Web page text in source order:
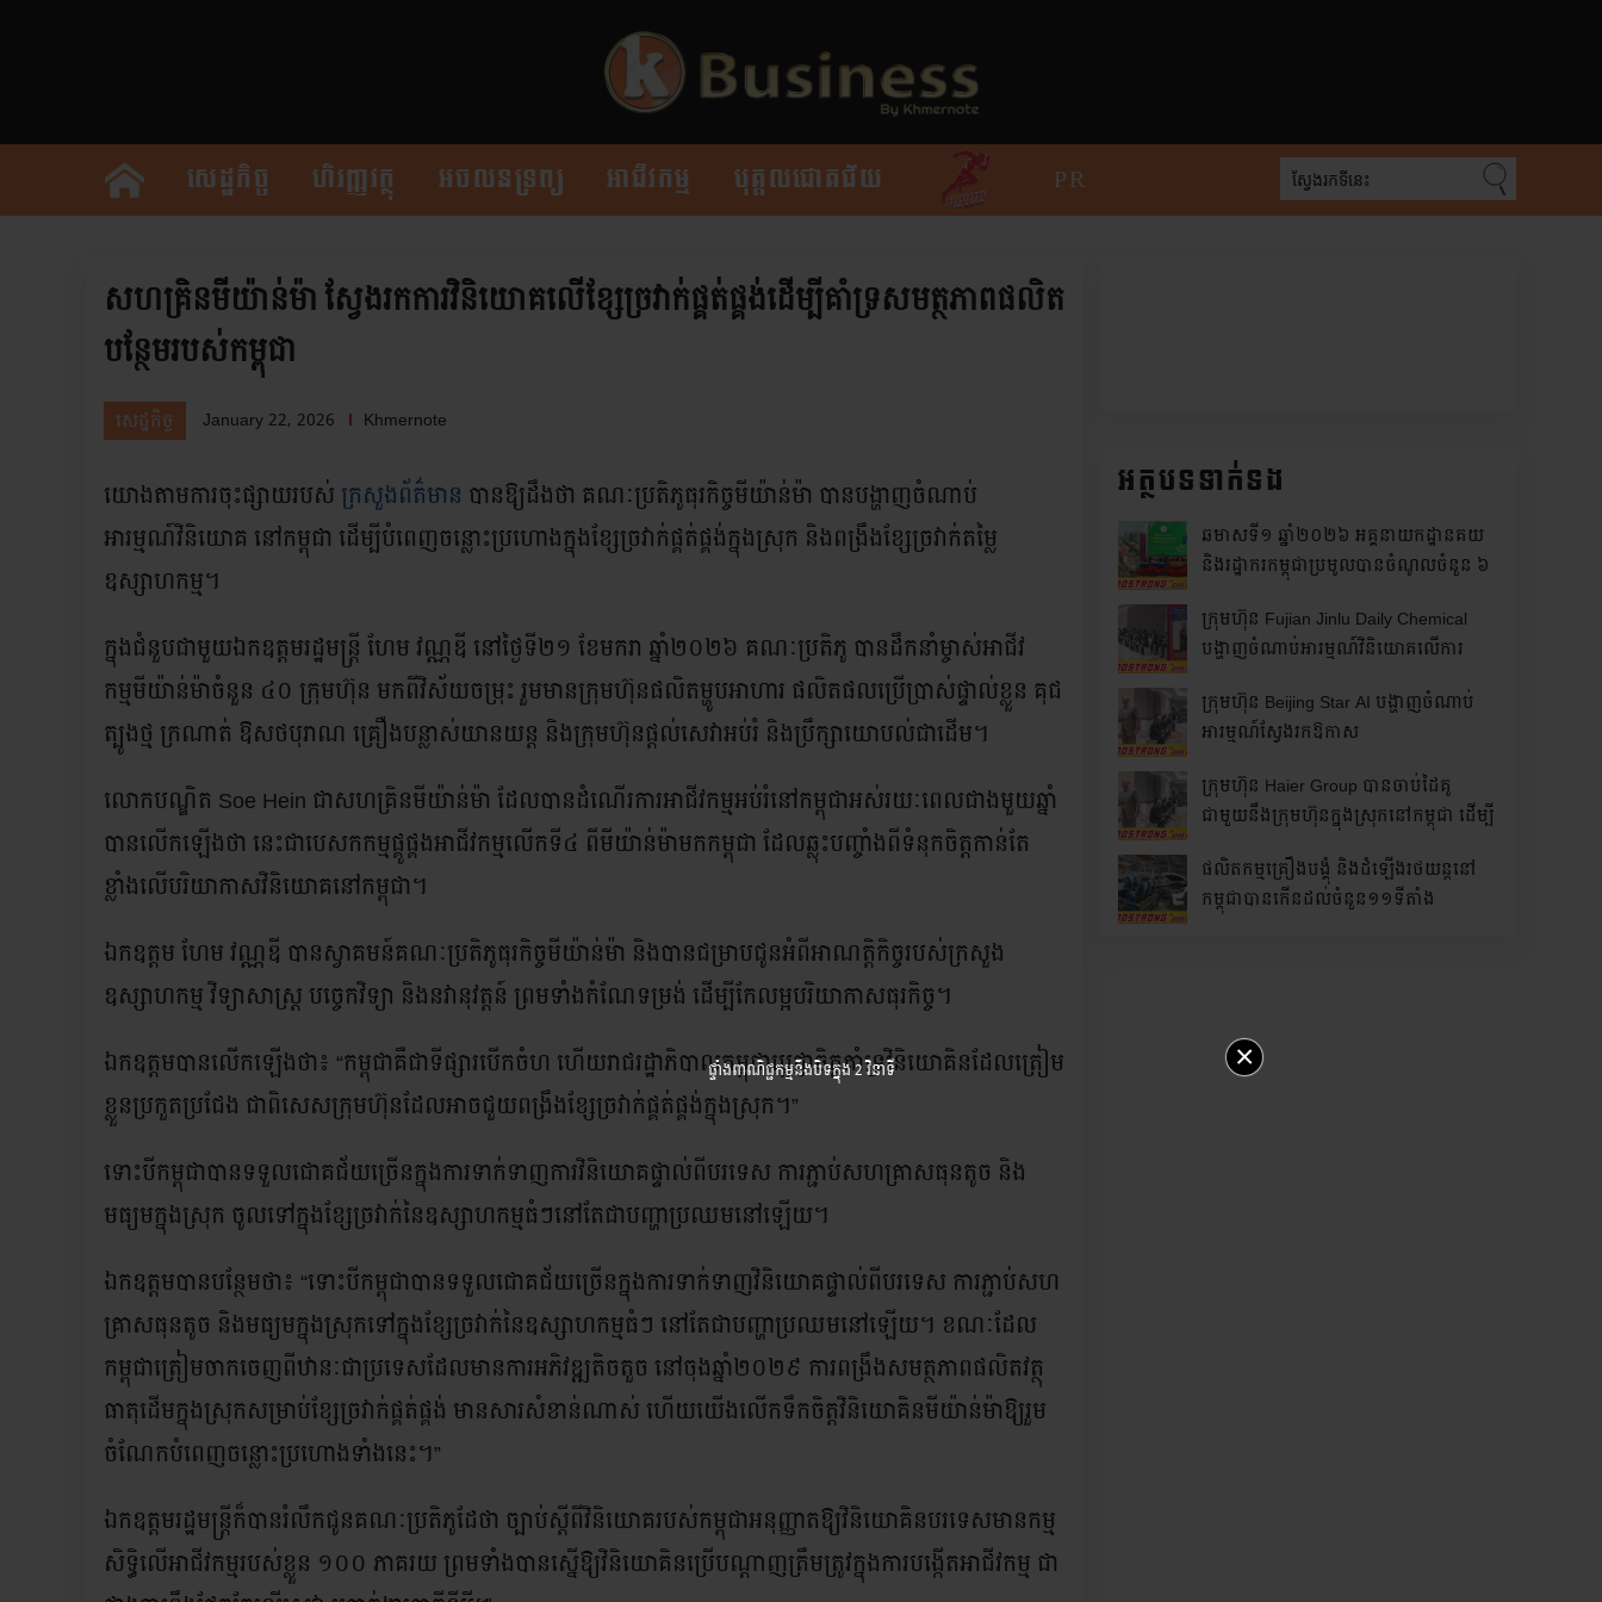
ផ្ទាំងពាណិជ្ជកម្មនឹងបិទក្នុង2 វិនាទី ×
សេដ្ឋកិច្ច ហិរញ្ញវត្ថុ អចលនទ្រព្យ អាជីវកម្ម បុគ្គលជោគជ័យ PR
សហគ្រិនមីយ៉ាន់ម៉ា ស្វែងរកការវិនិយោគលើខ្សែច្រវាក់ផ្គត់ផ្គង់ដើម្បីគាំទ្រសមត្ថភាពផលិត
បន្ថែមរបស់កម្ពុជា
សេដ្ឋកិច្ច January 22, 2026 Khmernote
យោងតាមការចុះផ្សាយរបស់ ក្រសួងព័ត៌មាន បានឱ្យដឹងថា គណៈប្រតិភូធុរកិច្ចមីយ៉ាន់ម៉ា បានបង្ហាញចំណាប់
អារម្មណ៍វិនិយោគ នៅកម្ពុជា ដើម្បីបំពេញចន្លោះប្រហោងក្នុងខ្សែច្រវាក់ផ្គត់ផ្គង់ក្នុងស្រុក និងពង្រឹងខ្សែច្រវាក់តម្លៃ
ឧស្សាហកម្ម។
ក្នុងជំនួបជាមួយឯកឧត្តមរដ្ឋមន្ត្រី ហែម វណ្ណឌី នៅថ្ងៃទី២១ ខែមករា ឆ្នាំ២០២៦ គណៈប្រតិភូ បានដឹកនាំម្ចាស់អាជីវ
កម្មមីយ៉ាន់ម៉ាចំនួន ៤០ ក្រុមហ៊ុន មកពីវិស័យចម្រុះ រួមមានក្រុមហ៊ុនផលិតម្ហូបអាហារ ផលិតផលប្រើប្រាស់ផ្ទាល់ខ្លួន គុជ
ត្បូងថ្ម ក្រណាត់ ឱសថបុរាណ គ្រឿងបន្លាស់យានយន្ត និងក្រុមហ៊ុនផ្តល់សេវាអប់រំ និងប្រឹក្សាយោបល់ជាដើម។
លោកបណ្ឌិត Soe Hein ជាសហគ្រិនមីយ៉ាន់ម៉ា ដែលបានដំណើរការអាជីវកម្មអប់រំនៅកម្ពុជាអស់រយៈពេលជាងមួយឆ្នាំ
បានលើកឡើងថា នេះជាបេសកកម្មផ្គូផ្គងអាជីវកម្មលើកទី៤ ពីមីយ៉ាន់ម៉ាមកកម្ពុជា ដែលឆ្លុះបញ្ចាំងពីទំនុកចិត្តកាន់តែ
ខ្លាំងលើបរិយាកាសវិនិយោគនៅកម្ពុជា។
ឯកឧត្តម ហែម វណ្ណឌី បានស្វាគមន៍គណៈប្រតិភូធុរកិច្ចមីយ៉ាន់ម៉ា និងបានជម្រាបជូនអំពីអាណត្តិកិច្ចរបស់ក្រសួង
ឧស្សាហកម្ម វិទ្យាសាស្ត្រ បច្ចេកវិទ្យា និងនវានុវត្តន៍ ព្រមទាំងកំណែទម្រង់ ដើម្បីកែលម្អបរិយាកាសធុរកិច្ច។
ឯកឧត្តមបានលើកឡើងថា៖ “កម្ពុជាគឺជាទីផ្សារបើកចំហ ហើយរាជរដ្ឋាភិបាលកម្ពុជាប្តេជ្ញាចិត្តគាំទ្រវិនិយោគិនដែលត្រៀម
ខ្លួនប្រកួតប្រជែង ជាពិសេសក្រុមហ៊ុនដែលអាចជួយពង្រឹងខ្សែច្រវាក់ផ្គត់ផ្គង់ក្នុងស្រុក។”
ទោះបីកម្ពុជាបានទទួលជោគជ័យច្រើនក្នុងការទាក់ទាញការវិនិយោគផ្ទាល់ពីបរទេស ការភ្ជាប់សហគ្រាសធុនតូច និង
មធ្យមក្នុងស្រុក ចូលទៅក្នុងខ្សែច្រវាក់នៃឧស្សាហកម្មធំៗនៅតែជាបញ្ហាប្រឈមនៅឡើយ។
ឯកឧត្តមបានបន្ថែមថា៖ “ទោះបីកម្ពុជាបានទទួលជោគជ័យច្រើនក្នុងការទាក់ទាញវិនិយោគផ្ទាល់ពីបរទេស ការភ្ជាប់សហ
គ្រាសធុនតូច និងមធ្យមក្នុងស្រុកទៅក្នុងខ្សែច្រវាក់នៃឧស្សាហកម្មធំៗ នៅតែជាបញ្ហាប្រឈមនៅឡើយ។ ខណៈដែល
កម្ពុជាត្រៀមចាកចេញពីឋានៈជាប្រទេសដែលមានការអភិវឌ្ឍតិចតួច នៅចុងឆ្នាំ២០២៩ ការពង្រឹងសមត្ថភាពផលិតវត្ថុ
ធាតុដើមក្នុងស្រុកសម្រាប់ខ្សែច្រវាក់ផ្គត់ផ្គង់ មានសារសំខាន់ណាស់ ហើយយើងលើកទឹកចិត្តវិនិយោគិនមីយ៉ាន់ម៉ាឱ្យរួម
ចំណែកបំពេញចន្លោះប្រហោងទាំងនេះ។”
ឯកឧត្តមរដ្ឋមន្ត្រីក៏បានរំលឹកជូនគណៈប្រតិភូដែថា ច្បាប់ស្តីពីវិនិយោគរបស់កម្ពុជាអនុញ្ញាតឱ្យវិនិយោគិនបរទេសមានកម្ម
សិទ្ធិលើអាជីវកម្មរបស់ខ្លួន ១០០ ភាគរយ ព្រមទាំងបានស្នើឱ្យវិនិយោគិនប្រើបណ្តាញត្រឹមត្រូវក្នុងការបង្កើតអាជីវកម្ម ជា
អត្ថបទទាក់ទង
ឆមាសទី១ ឆ្នាំ២០២៦ អគ្គនាយកដ្ឋានគយ
និងរដ្ឋាករកម្ពុជាប្រមូលបានចំណូលចំនួន ៦
៤,៥% ធៀបនឹងឆមាសទី១ ឆ្នាំ២០២៥
ក្រុមហ៊ុន Fujian Jinlu Daily Chemical
បង្ហាញចំណាប់អារម្មណ៍វិនិយោគលើការ
ផ្ទះ នៅក្នុងប្រទេសកម្ពុជា
ក្រុមហ៊ុន Beijing Star AI បង្ហាញចំណាប់
អារម្មណ៍ស្វែងរកឱកាស
ក្រុមហ៊ុន Haier Group បានចាប់ដៃគូ
ជាមួយនឹងក្រុមហ៊ុនក្នុងស្រុកនៅកម្ពុជា ដើម្បី
(Tablet) ដំបូងគេនៅកម្ពុជា
ផលិតកម្មគ្រឿងបង្គុំ និងដំឡើងរថយន្តនៅ
កម្ពុជាបានកើនដល់ចំនួន១១ទីតាំង